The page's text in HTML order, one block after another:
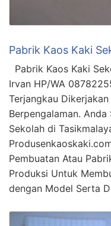
Pabrik Kaos Kaki
Pabrik Kaos Kaki
Irvan HP/WA
Terjangkau
Berpengalaman.
Sekolah di
Pembuatan Atau
Produksi Untuk
dengan Model Serta